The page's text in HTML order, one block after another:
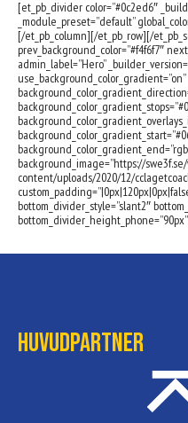
[et_pb_divider color=”#0c2ed6″
_module_preset=”default”
[/et_pb_column][/et_pb_row][/
prev_background_color=”#f4f6f7″
admin_label=”Hero”
use_background_color_gradient=”on”
background_image=”https://
content/uploads/2020/12/
bottom_divider_style=”slant2″
Huvudpartner